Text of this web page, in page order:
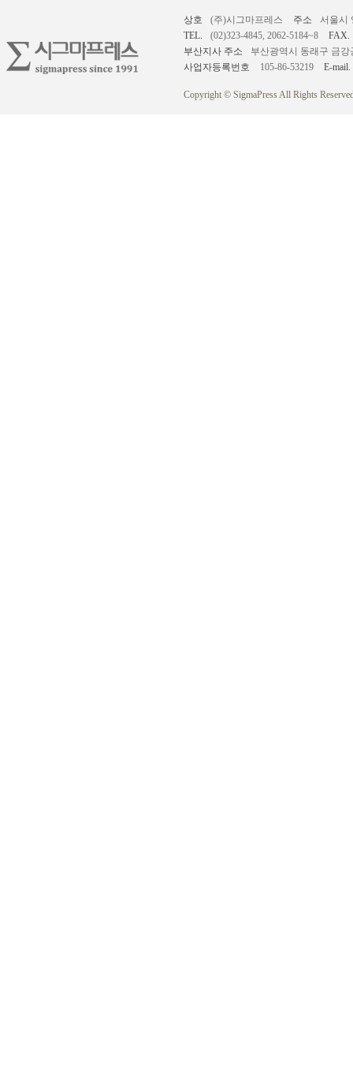
상호 (주)시그마프레스 주소
서울시
TEL.
(02)323-4845, 2062-5184~8
FAX.
부산지사 주소
부산광역시 동래구 금강
사업자등록번호
105-86-53219 E-mail.
Copyright © SigmaPress All Rights